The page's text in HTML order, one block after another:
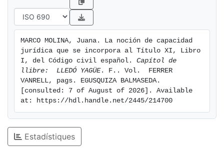
MARCO MOLINA, Juana. La noción de capacidad
jurídica que se incorpora al Título XI, Libro
I, del Código civil español. Capítol de
llibre:  LLEDÓ YAGÜE. F.. Vol.  FERRER
VANRELL, pags. EGUSQUIZA BALMASEDA.
[consulted: 7 of August of 2026]. Available
at: https://hdl.handle.net/2445/214700
Estadístiques